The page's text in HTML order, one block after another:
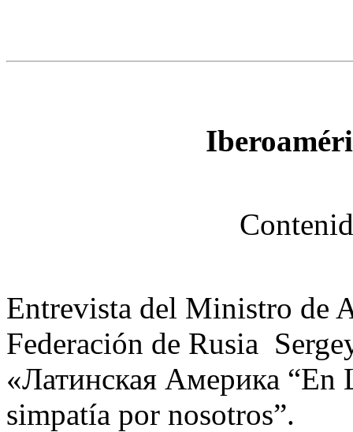
Entrevista del Ministro de
Federación de Rusia
«Латинская Америка “En
simpatía por nosotros”.